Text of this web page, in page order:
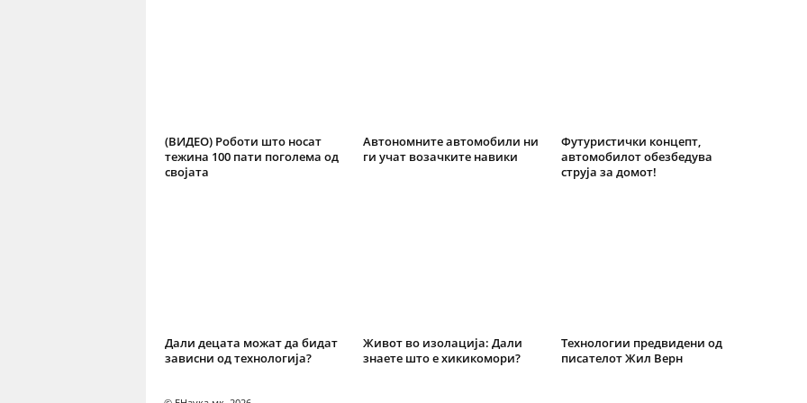
(ВИДЕО) Роботи што носат
тежина 100 пати поголема од
својата
Aвтономните автомобили ни
ги учат возачките навики
Футуристички концепт,
автомобилот обезбедува
струја за домот!
Дали децата можат да бидат
зависни од технологија?
Живот во изолација: Дали
знаете што е хикикомори?
Технологии предвидени од
писателот Жил Верн